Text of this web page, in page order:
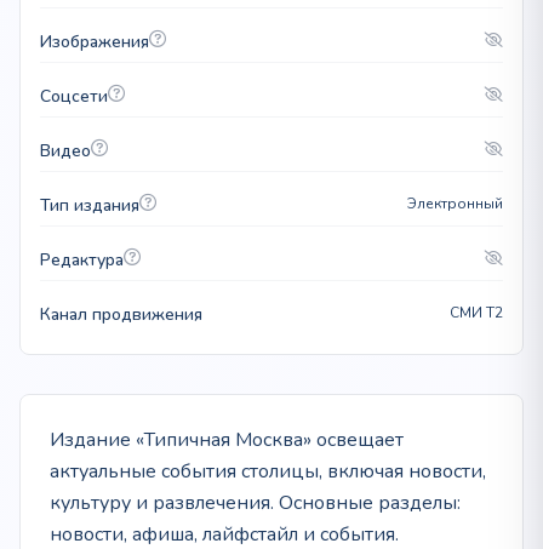
Изображения
Соцсети
Видео
Тип издания Электронный
Редактура
Канал продвижения СМИ T2
Издание «Типичная Москва» освещает
актуальные события столицы, включая новости,
культуру и развлечения. Основные разделы:
новости, афиша, лайфстайл и события.